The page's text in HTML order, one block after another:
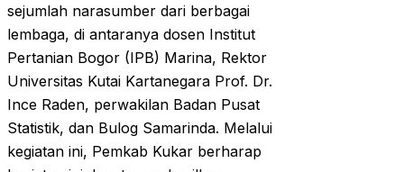
sejumlah narasumber dari berbagai
lembaga, di antaranya dosen Institut
Pertanian Bogor (IPB) Marina, Rektor
Universitas Kutai Kartanegara Prof. Dr.
Ince Raden, perwakilan Badan Pusat
Statistik, dan Bulog Samarinda. Melalui
kegiatan ini, Pemkab Kukar berharap